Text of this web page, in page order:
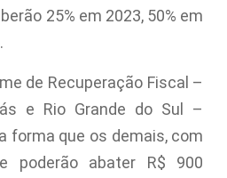
25% em 2023, 50% em
de Recuperação Fiscal –
e Rio Grande do Sul –
forma que os demais, com
poderão abater R$ 900